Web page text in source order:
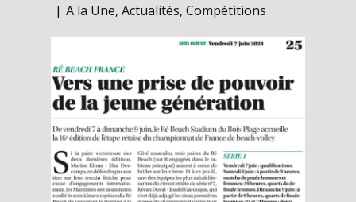
A la Une, Actualités, Compétitions